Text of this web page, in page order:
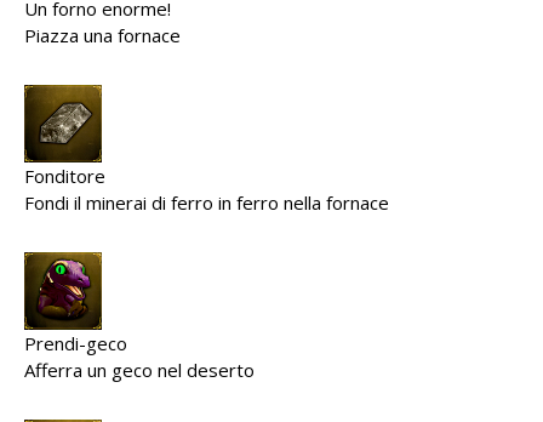
Un forno enorme!
Piazza una fornace
Fonditore
Fondi il minerai di ferro in ferro nella fornace
Prendi-geco
Afferra un geco nel deserto